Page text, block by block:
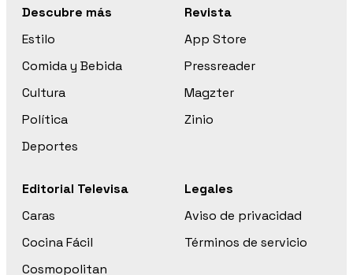
Descubre más
Estilo
Comida y Bebida
Cultura
Política
Deportes
Revista
App Store
Pressreader
Magzter
Zinio
Editorial Televisa
Caras
Cocina Fácil
Cosmopolitan
Legales
Aviso de privacidad
Términos de servicio